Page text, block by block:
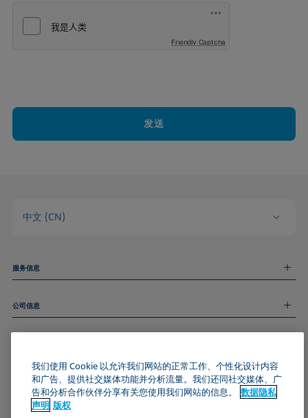
Friendly Captcha
发送
中文 (CN)
服务信息
技术服务
和我们取得联系
公司信息
关于我们
数据隐私声明
Cookie政策
加入KRÜSS社区
我们使用 Cookie 以允许我们网站的正常工作、个性化设计内容
和广告、提供社交媒体功能并分析流量。我们还同社交媒体、广
告和分析合作伙伴分享有关您使用我们网站的信息。
数据隐私
声明 版权